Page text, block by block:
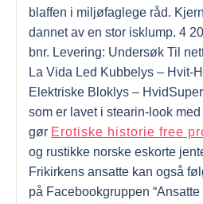
blaffen i miljøfaglege råd.
dannet av en stor isklump. 4
bnr. Levering: Undersøk Til
La Vida Led Kubbelys – Hvit-
Elektriske Bloklys –
som er lavet i stearin-look
gør Erotiske historie free
og rustikke norske eskorte
Frikirkens ansatte kan også
på Facebookgruppen